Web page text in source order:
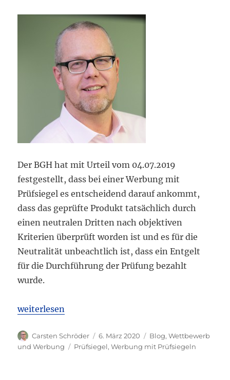
Der BGH hat mit Urteil vom 04.07.2019
festgestellt, dass bei einer Werbung mit
Prüfsiegel es entscheidend darauf ankommt,
dass das geprüfte Produkt tatsächlich durch
einen neutralen Dritten nach objektiven
Kriterien überprüft worden ist und es für die
Neutralität unbeachtlich ist, dass ein Entgelt
für die Durchführung der Prüfung bezahlt
wurde.
„BGH: Zur Werbung mit Prüfsiegeln“
weiterlesen
Autor
Carsten Schröder
Veröffentlicht
am
6. März 2020 Kategorien
Blog,Wettbewerb
und Werbung
Schlagwörter
Prüfsiegel,Werbung mit Prüfsiegeln